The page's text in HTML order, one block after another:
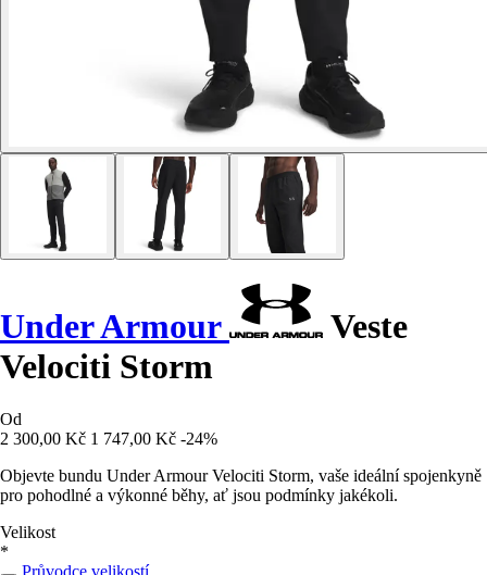
Under Armour
Veste
Velociti Storm
Od
2 300,00 Kč 1 747,00 Kč -24%
Objevte bundu Under Armour Velociti Storm, vaše ideální spojenkyně
pro pohodlné a výkonné běhy, ať jsou podmínky jakékoli.
Velikost
*